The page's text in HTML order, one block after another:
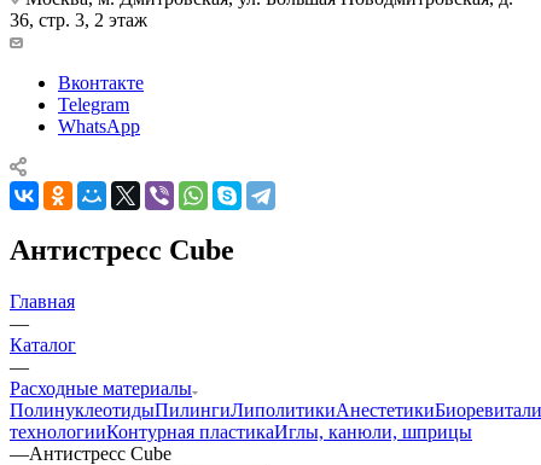
36, стр. 3, 2 этаж
Вконтакте
Telegram
WhatsApp
Антистресс Сube
Главная
—
Каталог
—
Расходные материалы
ПолинуклеотидыПилингиЛиполитикиАнестетики
технологииКонтурная пластикаИглы, канюли, шприцы
—Антистресс Сube